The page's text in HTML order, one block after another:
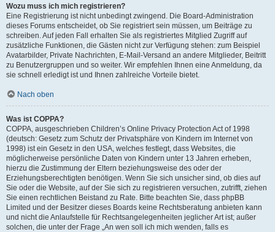
Wozu muss ich mich registrieren?
Eine Registrierung ist nicht unbedingt zwingend. Die Board-Administration
dieses Forums entscheidet, ob Sie registriert sein müssen, um Beiträge zu
schreiben. Auf jeden Fall erhalten Sie als registriertes Mitglied Zugriff auf
zusätzliche Funktionen, die Gästen nicht zur Verfügung stehen: zum Beispiel
Avatarbilder, Private Nachrichten, E-Mail-Versand an andere Mitglieder, Beitritt
zu Benutzergruppen und so weiter. Wir empfehlen Ihnen eine Anmeldung, da
sie schnell erledigt ist und Ihnen zahlreiche Vorteile bietet.
Nach oben
Was ist COPPA?
COPPA, ausgeschrieben Children’s Online Privacy Protection Act of 1998
(deutsch: Gesetz zum Schutz der Privatsphäre von Kindern im Internet von
1998) ist ein Gesetz in den USA, welches festlegt, dass Websites, die
möglicherweise persönliche Daten von Kindern unter 13 Jahren erheben,
hierzu die Zustimmung der Eltern beziehungsweise des oder der
Erziehungsberechtigten benötigen. Wenn Sie sich unsicher sind, ob dies auf
Sie oder die Website, auf der Sie sich zu registrieren versuchen, zutrifft, ziehen
Sie einen rechtlichen Beistand zu Rate. Bitte beachten Sie, dass phpBB
Limited und der Besitzer dieses Boards keine Rechtsberatung anbieten kann
und nicht die Anlaufstelle für Rechtsangelegenheiten jeglicher Art ist; außer
solchen, die unter der Frage „An wen soll ich mich wenden, falls es